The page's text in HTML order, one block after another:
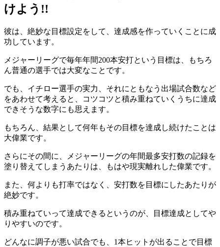
けよう!!
彼は、絶妙な目標設定をして、達成感を作っていくことに成
功しています。
メジャーリーグで毎年年間200本安打という目標は、もちろ
ん普通の選手では大変なことです。
でも、イチロー選手の実力、それにともなう出場試合数など
をあわせて考えると、コツコツと積み重ねていくうちに達成
できそうな数字にも思えます。
もちろん、結果として何年もその目標を達成し続けたことは
大偉業です。
さらにその間に、メジャーリーグの年間最多安打数の記録を
塗り替えてしまうあたりは、もはや現実離れした偉業です。
また、何よりも打率ではなく、安打数を目標にしたあたりが
絶妙です。
積み重ねていって達成できるというのが、目標達成としてや
りやすいのです。
どんなに調子が悪い試合でも、1本ヒットが出ることで目標